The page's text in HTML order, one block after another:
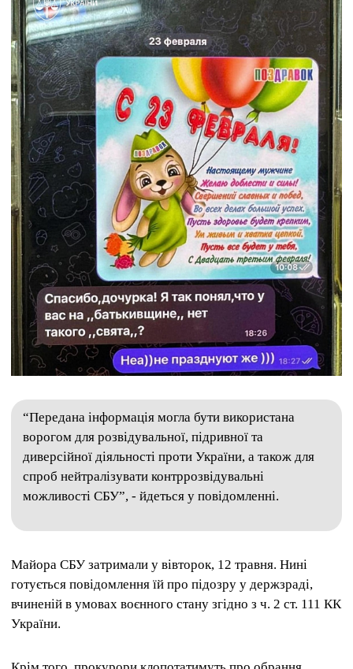
“Передана інформація могла бути використана
ворогом для розвідувальної, підривної та
диверсійної діяльності проти України, а також для
спроб нейтралізувати контррозвідувальні
можливості СБУ”, - йдеться у повідомленні.
Майора СБУ затримали у вівторок, 12 травня. Нині
готується повідомлення їй про підозру у держзраді,
вчиненій в умовах воєнного стану згідно з ч. 2 ст. 111 КК
України.